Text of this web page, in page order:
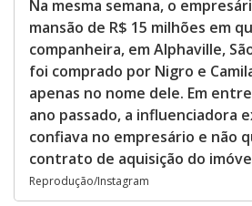
Na mesma semana, o
mansão de R$ 15 milhões em
companheira, em Alphaville,
foi comprado por Nigro e
apenas no nome dele. Em
ano passado, a influenciadora
confiava no empresário e não
contrato de aquisição do
Reprodução/Instagram